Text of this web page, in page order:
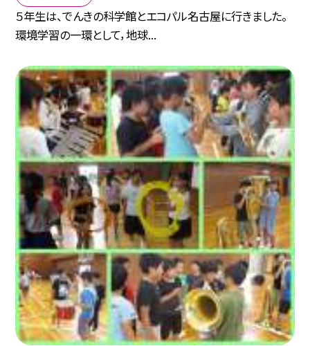
５年生は、でんきの科学館とエコパル名古屋に行きました。
環境学習の一環として，地球...